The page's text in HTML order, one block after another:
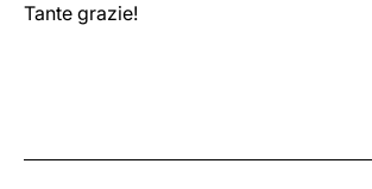
Tante grazie!